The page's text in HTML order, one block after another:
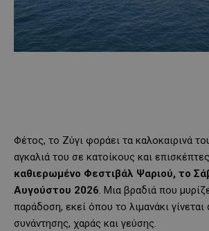
Φέτος, το Ζύγι φοράει τα καλοκαιρινά
αγκαλιά του σε κατοίκους και
καθιερωμένο Φεστιβάλ Ψαριού, το
Αυγούστου 2026. Μια βραδιά που
παράδοση, εκεί όπου το λιμανάκι γίνεται
συνάντησης, χαράς και γεύσης.